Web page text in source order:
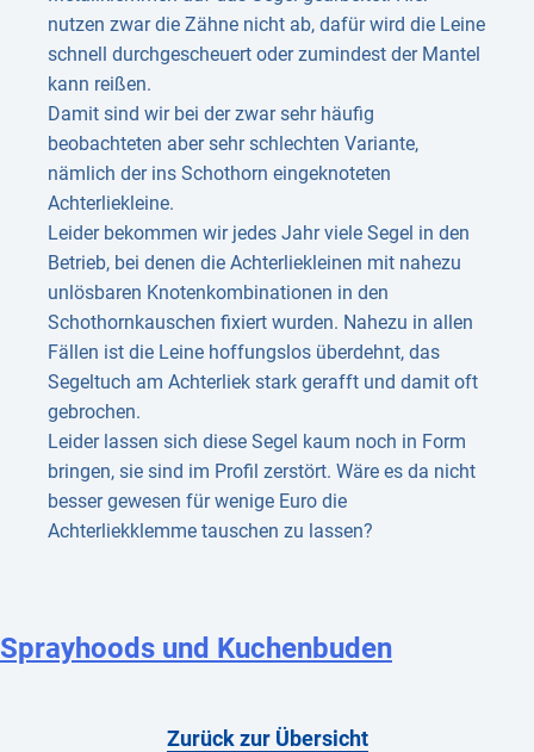
nutzen zwar die Zähne nicht ab, dafür wird die Leine
schnell durchgescheuert oder zumindest der Mantel
kann reißen.
Damit sind wir bei der zwar sehr häufig
beobachteten aber sehr schlechten Variante,
nämlich der ins Schothorn eingeknoteten
Achterliekleine.
Leider bekommen wir jedes Jahr viele Segel in den
Betrieb, bei denen die Achterliekleinen mit nahezu
unlösbaren Knotenkombinationen in den
Schothornkauschen fixiert wurden. Nahezu in allen
Fällen ist die Leine hoffungslos überdehnt, das
Segeltuch am Achterliek stark gerafft und damit oft
gebrochen.
Leider lassen sich diese Segel kaum noch in Form
bringen, sie sind im Profil zerstört. Wäre es da nicht
besser gewesen für wenige Euro die
Achterliekklemme tauschen zu lassen?
Sprayhoods und Kuchenbuden
Zurück zur Übersicht